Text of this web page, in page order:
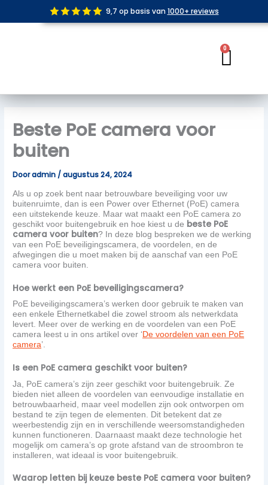
de
9,7 op basis van 1000+ reviews
0
Beste PoE camera voor
buiten
Dooradmin /augustus 24, 2024
Als u op zoek bent naar betrouwbare beveiliging voor uw
buitenruimte, dan is een Power over Ethernet (PoE) camera
een uitstekende keuze. Maar wat maakt een PoE camera zo
geschikt voor buitengebruik en hoe kiest u de beste PoE
camera voor buiten? In deze blog bespreken we de werking
van een PoE beveiligingscamera, de voordelen, en de
afwegingen die u moet maken bij de aanschaf van een PoE
camera voor buiten.
Hoe werkt een PoE beveiligingscamera?
PoE beveiligingscamera’s werken door gebruik te maken van
een enkele Ethernetkabel die zowel stroom als netwerkdata
levert. Meer over de werking en de voordelen van een PoE
camera leest u in ons artikel over ‘De voordelen van een PoE
camera’.
Is een PoE camera geschikt voor buiten?
Ja, PoE camera’s zijn zeer geschikt voor buitengebruik. Ze
bieden niet alleen de voordelen van eenvoudige installatie en
betrouwbaarheid, maar veel modellen zijn ook ontworpen om
bestand te zijn tegen de elementen. Dit betekent dat ze
weerbestendig zijn en in verschillende weersomstandigheden
kunnen functioneren. Daarnaast maakt deze technologie het
mogelijk om camera’s op grote afstand van de stroombron te
installeren, wat ideaal is voor buitengebruik.
Waarop letten bij keuze beste PoE camera voor buiten?